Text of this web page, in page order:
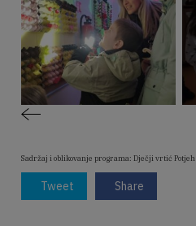
Sadržaj i oblikovanje programa: Dječji vrtić Potjeh
Tweet Share